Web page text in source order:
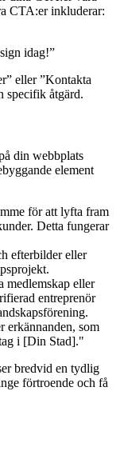
CTA:er inkluderar:
idag!”
eller ”Kontakta
specifik åtgärd.
din webbplats
element
för att lyfta fram
Detta fungerar
efterbilder eller
medlemskap eller
entreprenör
erkännanden, som
i [Din Stad]."
bredvid en tydlig
förtroende och få